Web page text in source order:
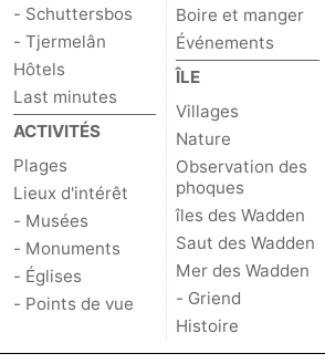
- Schuttersbos
- Tjermelân
Hôtels
Last minutes
ACTIVITÉS
Plages
Lieux d'intérêt
- Musées
- Monuments
- Églises
- Points de vue
Boire et manger
Événements
ÎLE
Villages
Nature
Observation des
phoques
îles des Wadden
Saut des Wadden
Mer des Wadden
- Griend
Histoire